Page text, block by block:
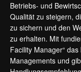
Betriebs- und
Qualität zu steigern,
zu sichern und den
zu erhalten. Mit
Facility Manager“
Managements und